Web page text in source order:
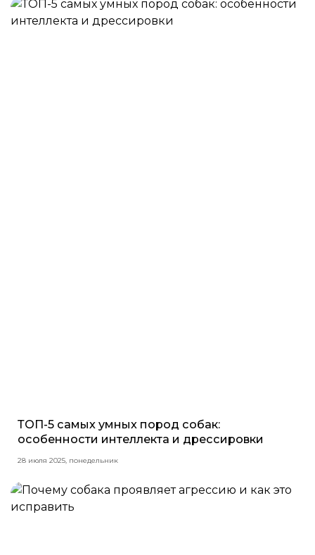
ТОП-5 самых умных пород собак:
особенности интеллекта и дрессировки
28 июля 2025, понедельник